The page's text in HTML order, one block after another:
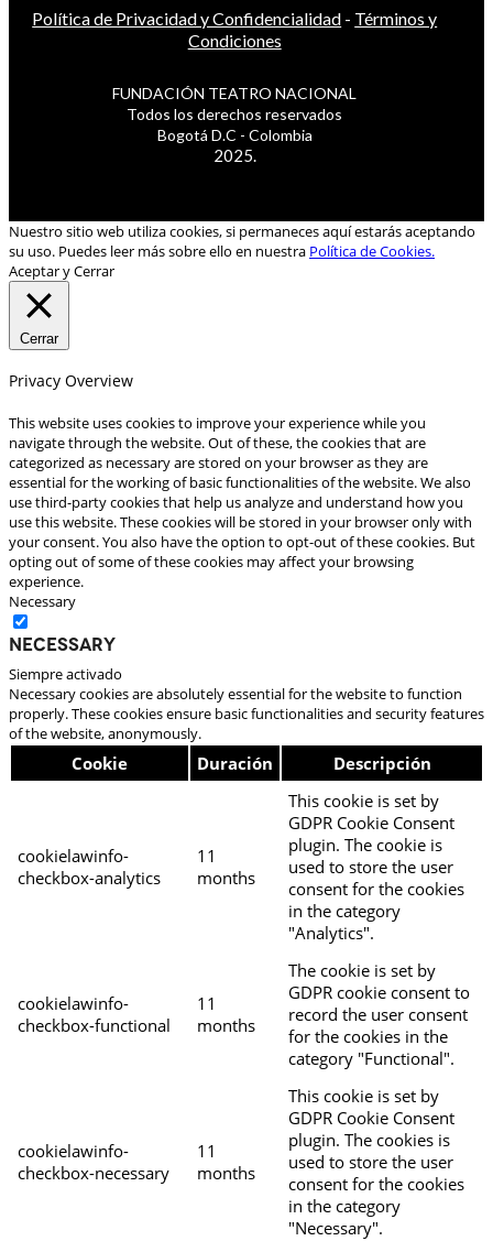
Política de Privacidad y Confidencialidad - Términos y
Condiciones
FUNDACIÓN TEATRO NACIONAL
Todos los derechos reservados
Bogotá D.C - Colombia
2025.
Nuestro sitio web utiliza cookies, si permaneces aquí estarás aceptando
su uso. Puedes leer más sobre ello en nuestra Política de Cookies.
Aceptar y Cerrar
Cerrar
Privacy Overview
This website uses cookies to improve your experience while you
navigate through the website. Out of these, the cookies that are
categorized as necessary are stored on your browser as they are
essential for the working of basic functionalities of the website. We also
use third-party cookies that help us analyze and understand how you
use this website. These cookies will be stored in your browser only with
your consent. You also have the option to opt-out of these cookies. But
opting out of some of these cookies may affect your browsing
experience.
Necessary
Necessary
Siempre activado
Necessary cookies are absolutely essential for the website to function
properly. These cookies ensure basic functionalities and security features
of the website, anonymously.
Cookie Duración Descripción
cookielawinfo-
checkbox-analytics
11
months
This cookie is set by
GDPR Cookie Consent
plugin. The cookie is
used to store the user
consent for the cookies
in the category
"Analytics".
cookielawinfo-
checkbox-functional
11
months
The cookie is set by
GDPR cookie consent to
record the user consent
for the cookies in the
category "Functional".
cookielawinfo-
checkbox-necessary
11
months
This cookie is set by
GDPR Cookie Consent
plugin. The cookies is
used to store the user
consent for the cookies
in the category
"Necessary".